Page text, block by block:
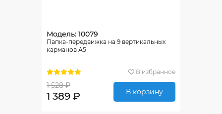
Модель: 10079
Папка-передвижка на 9 вертикальных
карманов А5
В избранное
1 528 ₽
1 389 ₽ В корзину